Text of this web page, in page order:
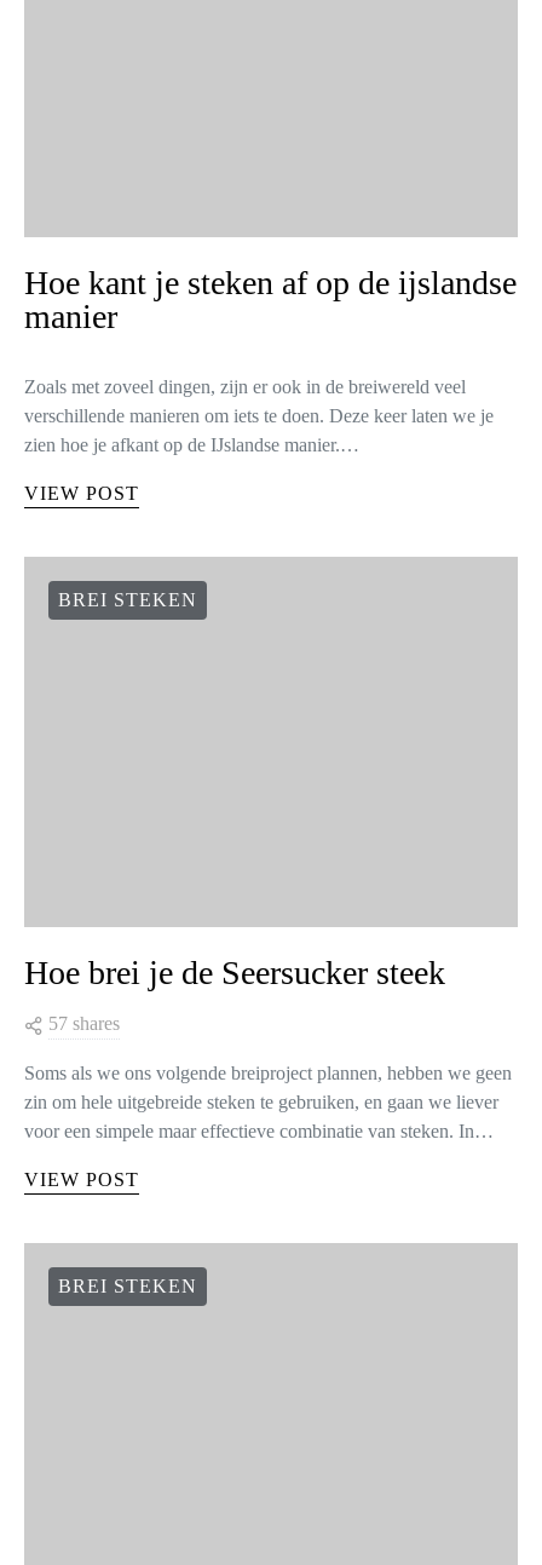
Hoe kant je steken af op de ijslandse
manier
Zoals met zoveel dingen, zijn er ook in de breiwereld veel
verschillende manieren om iets te doen. Deze keer laten we je
zien hoe je afkant op de IJslandse manier.…
VIEW POST
BREI STEKEN
Hoe brei je de Seersucker steek
57 shares
Soms als we ons volgende breiproject plannen, hebben we geen
zin om hele uitgebreide steken te gebruiken, en gaan we liever
voor een simpele maar effectieve combinatie van steken. In…
VIEW POST
BREI STEKEN